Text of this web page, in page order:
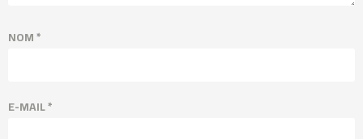
NOM*
E-MAIL*